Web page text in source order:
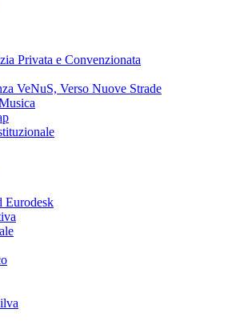
Privata e Convenzionata
VeNuS, Verso Nuove Strade
Eurodesk